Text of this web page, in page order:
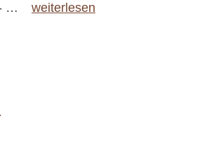
…
weiterlesen